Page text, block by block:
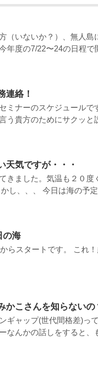
（いないか？）、無人島
年度の7/22〜24の日程で
連絡！
ミナーのスケジュールで
う貴方のためにサクッ
気ですが・・・
きました。気温も２０
し、、、 今日は海の予
海
らスタートです。 これ
かこさんを知らないの
ギャップ(世代間格差)っ
なんかの話しをすると